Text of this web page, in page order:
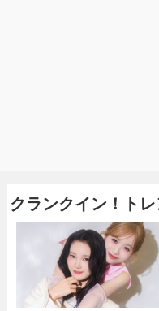
クランクイン！ト